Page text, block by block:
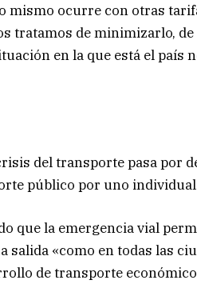
mismo ocurre con otras
tratamos de minimizarlo,
en la que está el país
del transporte pasa por
público por uno
que la emergencia vial
«como en todas las
de transporte